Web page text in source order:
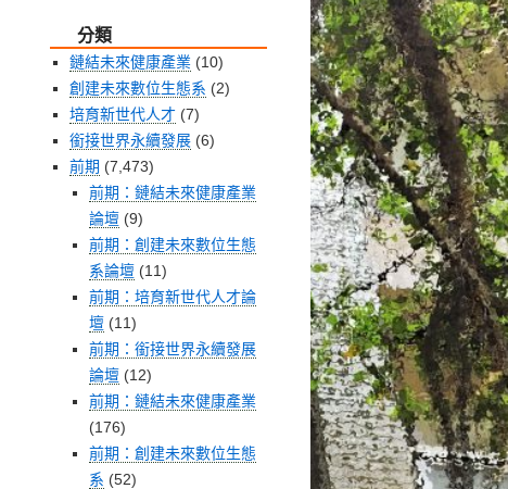
整
分類
鏈結未來健康產業 (10)
創建未來數位生態系 (2)
培育新世代人才 (7)
銜接世界永續發展 (6)
前期 (7,473)
前期：鏈結未來健康產業
論壇 (9)
前期：創建未來數位生態
系論壇 (11)
前期：培育新世代人才論
壇 (11)
前期：銜接世界永續發展
論壇 (12)
前期：鏈結未來健康產業
(176)
前期：創建未來數位生態
系 (52)